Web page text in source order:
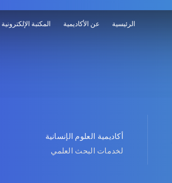
الرئيسية عن الأكاديمية المكتبة الإلكترونية
أكاديمية العلوم الإنسانية
لخدمات البحث العلمي